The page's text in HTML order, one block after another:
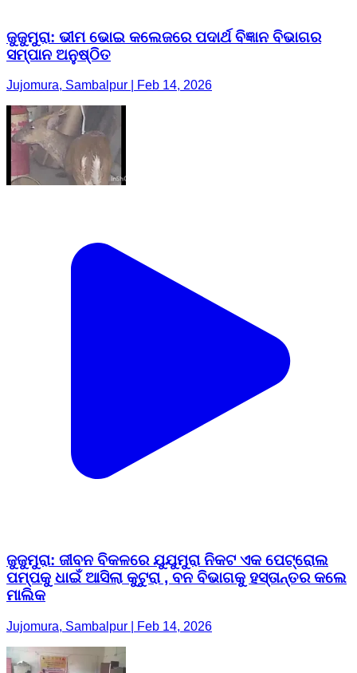
ଜୁଜୁମୁରା: ଭୀମ ଭୋଇ କଲେଜରେ ପଦାର୍ଥ ବିଜ୍ଞାନ ବିଭାଗର
ସମ୍ପାନ ଅନୁଷ୍ଠିତ
Jujomura, Sambalpur | Feb 14, 2026
ଜୁଜୁମୁରା: ଜୀବନ ବିକଳରେ ଯୁଯୁମୁରା ନିକଟ ଏକ ପେଟ୍ରୋଲ
ପମ୍ପକୁ ଧାଇଁ ଆସିଲା କୁଟୁରା , ବନ ବିଭାଗକୁ ହସ୍ତାନ୍ତର କଲେ
ମାଲିକ
Jujomura, Sambalpur | Feb 14, 2026